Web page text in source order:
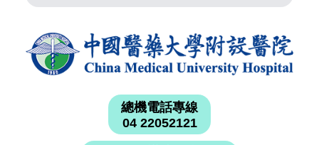
總機電話專線
04 22052121